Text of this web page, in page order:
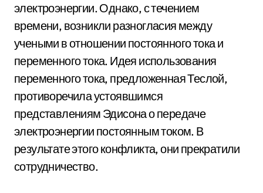
электроэнергии. Однако, с течением
времени, возникли разногласия между
учеными в отношении постоянного тока и
переменного тока. Идея использования
переменного тока, предложенная Теслой,
противоречила устоявшимся
представлениям Эдисона о передаче
электроэнергии постоянным током. В
результате этого конфликта, они прекратили
сотрудничество.